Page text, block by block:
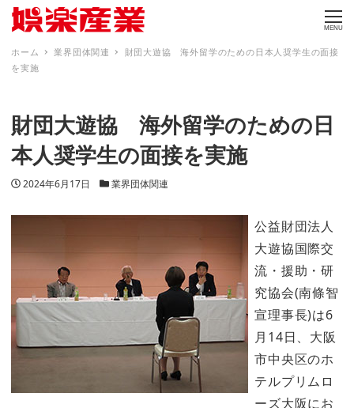
MENU
ホーム 業界団体関連
財団大遊協 海外留学のための日本人奨学生の面接
を実施
財団大遊協 海外留学のための日
本人奨学生の面接を実施
投稿日
2024年6月17日 カテゴリー
業界団体関連
公益財団法人
大遊協国際交
流・援助・研
究協会(南條智
宣理事長)は6
月14日、大阪
市中央区のホ
テルプリムロ
ーズ大阪にお